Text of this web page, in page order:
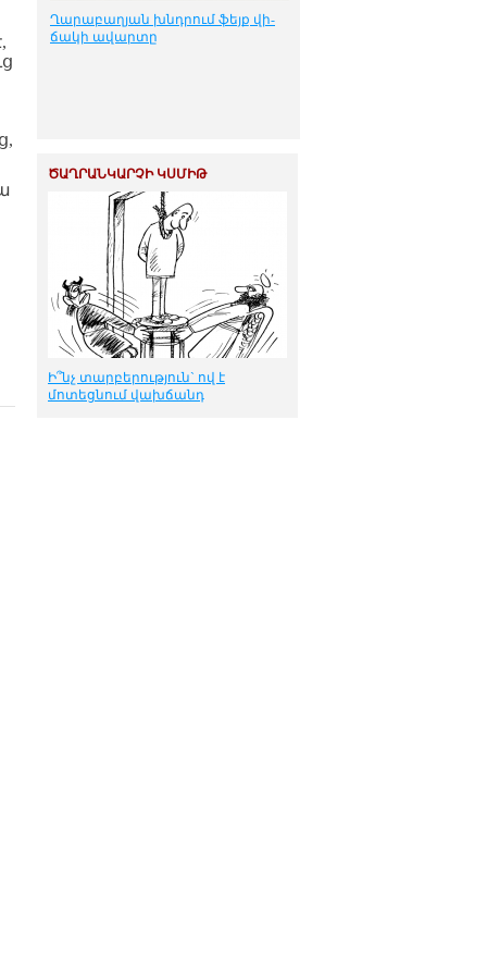
Ղա­րա­բա­ղ­յան խնդ­րում ֆեյք վի­
ճա­կի ա­վար­տը
ԾԱՂՐԱՆԿԱՐՉԻ ԿՍՄԻԹ
Ի՞նչ տարբերություն` ով է
մոտեցնում վախճանդ